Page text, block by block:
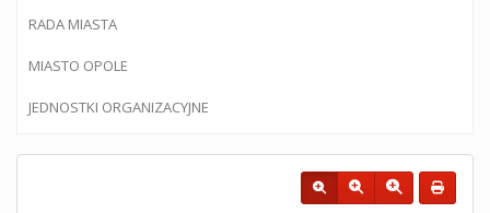
RADA MIASTA
MIASTO OPOLE
JEDNOSTKI ORGANIZACYJNE